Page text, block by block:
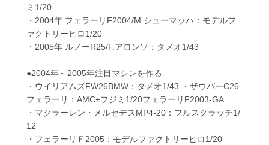
ミ1/20
・2004年 フェラーリF2004/M.シューマッハ：モデルフ
ァクトリーヒロ1/20
・2005年 ルノーR25/F.アロンソ：タメオ1/43
●2004年～2005年注目マシンを作る
・ウイリアムズFW26BMW：タメオ1/43 ・ザウバーC26
フェラーリ：AMC+フジミ1/20フェラーリF2003-GA
・マクラーレン・メルセデスMP4-20：フルスクラッチ1/
12
・フェラーリＦ2005：モデルファクトリーヒロ1/20